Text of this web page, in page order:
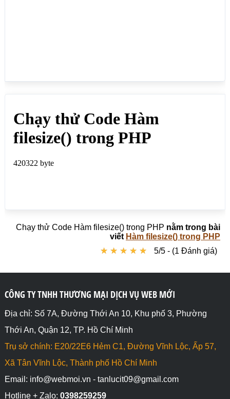
Chạy thử Code Hàm filesize() trong PHP nằm trong bài
viết Hàm filesize() trong PHP
★ ★ ★ ★ ★
★ ★ ★ ★ ★ 5/5 - (1 Đánh giá)
CÔNG TY TNHH THƯƠNG MẠI DỊCH VỤ WEB MỚI
Địa chỉ: Số 7A, Đường Thới An 10, Khu phố 3, Phường
Thới An, Quận 12, TP. Hồ Chí Minh
Trụ sở chính: E20/22E6 Hẻm C1, Đường Vĩnh Lộc, Ấp 57,
Xã Tân Vĩnh Lộc, Thành phố Hồ Chí Minh
Email: info@webmoi.vn - tanlucit09@gmail.com
Hotline + Zalo: 0398259259